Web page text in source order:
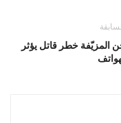
المزيّفة خطر قاتل يؤثر